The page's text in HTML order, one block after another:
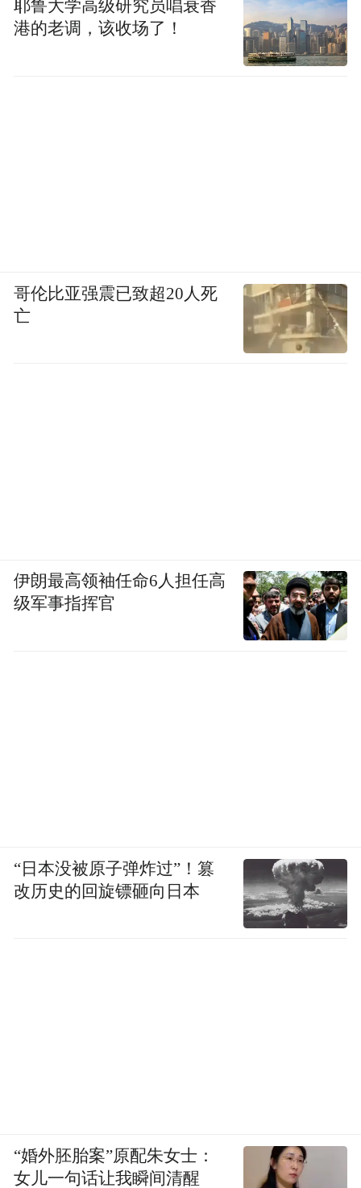
耶鲁大学高级研究员唱衰香
港的老调，该收场了！
哥伦比亚强震已致超20人死
亡
伊朗最高领袖任命6人担任高
级军事指挥官
“日本没被原子弹炸过”！篡
改历史的回旋镖砸向日本
“婚外胚胎案”原配朱女士：
女儿一句话让我瞬间清醒